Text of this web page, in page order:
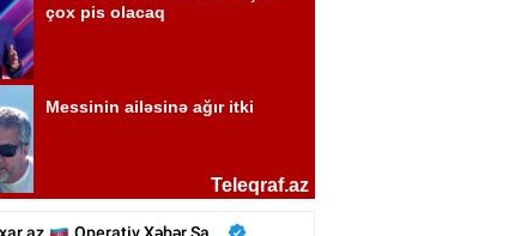
Ağalarovdan həyat yoldaşı ilə bağlı